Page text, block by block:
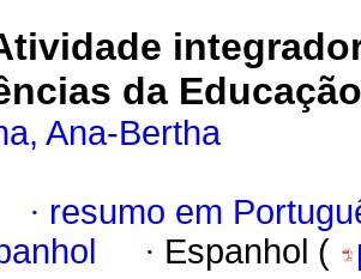
da
Ana-Bertha
· resumo em
· Espanhol (